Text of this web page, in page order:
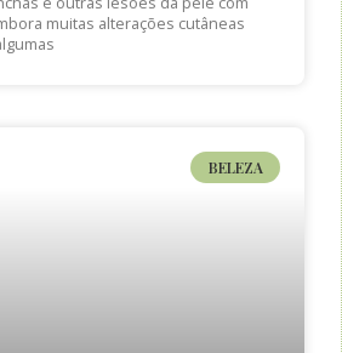
muitas alterações cutâneas
BELEZA